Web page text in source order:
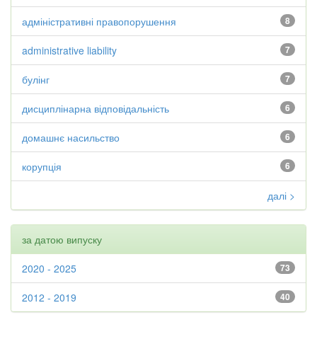
8
адміністративні правопорушення
7
administrative liability
7
булінг
6
дисциплінарна відповідальність
6
домашнє насильство
6
корупція
далі >
за датою випуску
73
2020 - 2025
40
2012 - 2019